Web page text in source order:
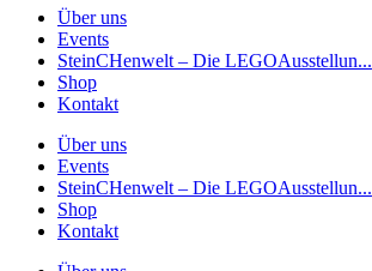
Über uns
Events
SteinCHenwelt – Die LEGOAusstellun...
Shop
Kontakt
Über uns
Events
SteinCHenwelt – Die LEGOAusstellun...
Shop
Kontakt